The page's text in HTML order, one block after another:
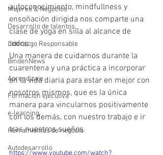
Mujeres & Negocios
Desarrollo de talentos
Liderazgo Responsable
BindenNews
Aprendizaje
Formación ejecutiva
e-learning
Herramientas de negocio
Autodesarrollo
autoconocimiento, mindfullness y
ensoñación dirigida nos comparte una
clase de yoga en silla al alcance de
todos.
Una manera de cuidarnos durante la
cuarentena y una práctica a incorporar
en la vida diaria para estar en mejor con
nosotros mismos, que es la única
manera para vincularnos positivamente
con los demás, con nuestro trabajo e ir
tras nuestros sueños.
https://www.youtube.com/watch?